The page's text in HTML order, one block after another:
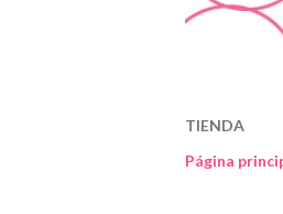
TIENDA
Página